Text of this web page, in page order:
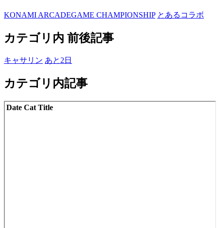
KONAMI ARCADEGAME CHAMPIONSHIP とあるコラボ
カテゴリ内 前後記事
キャサリン あと2日
カテゴリ内記事